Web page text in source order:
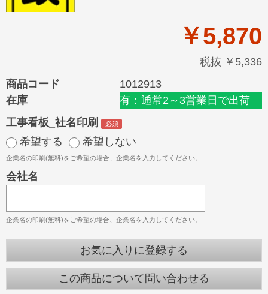
￥5,870
税抜 ￥5,336
商品コード
1012913
在庫
有：通常2～3営業日で出荷
工事看板_社名印刷
希望する
希望しない
企業名の印刷(無料)をご希望の場合、企業名を入力してください。
会社名
企業名の印刷(無料)をご希望の場合、企業名を入力してください。
お気に入りに登録する
この商品について問い合わせる